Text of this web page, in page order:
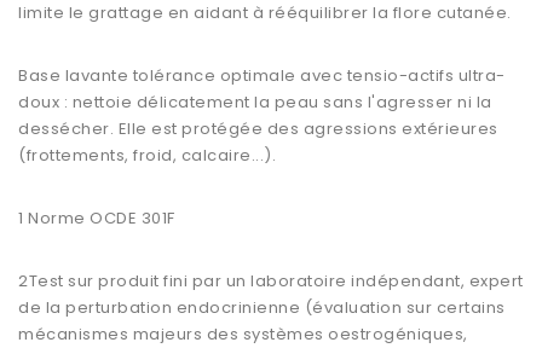
limite le grattage en aidant à rééquilibrer la flore cutanée.
Base lavante tolérance optimale avec tensio-actifs ultra-
doux : nettoie délicatement la peau sans l'agresser ni la
dessécher. Elle est protégée des agressions extérieures
(frottements, froid, calcaire...).
1 Norme OCDE 301F
2Test sur produit fini par un laboratoire indépendant, expert
de la perturbation endocrinienne (évaluation sur certains
mécanismes majeurs des systèmes oestrogéniques,